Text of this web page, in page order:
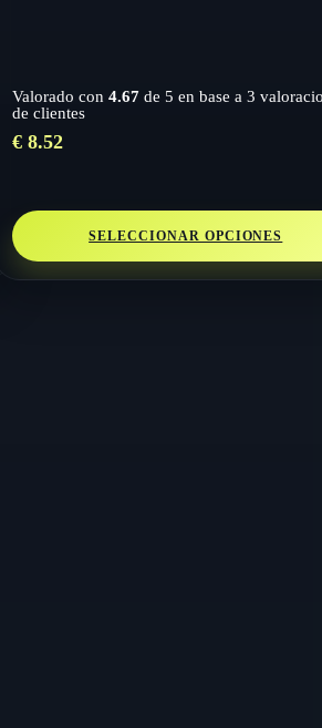
Valorado con 4.67de 5 en base a 3
de clientes
€8.52
SELECCIONAR OPCIONES